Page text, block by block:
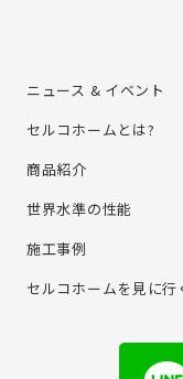
ニュース & イベント
セルコホームとは?
商品紹介
世界水準の性能
施⼯事例
セルコホームを⾒に⾏